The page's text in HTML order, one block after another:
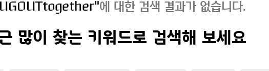
에 대한 검색 결과가 없습니다.
많이 찾는 키워드로 검색해 보세요